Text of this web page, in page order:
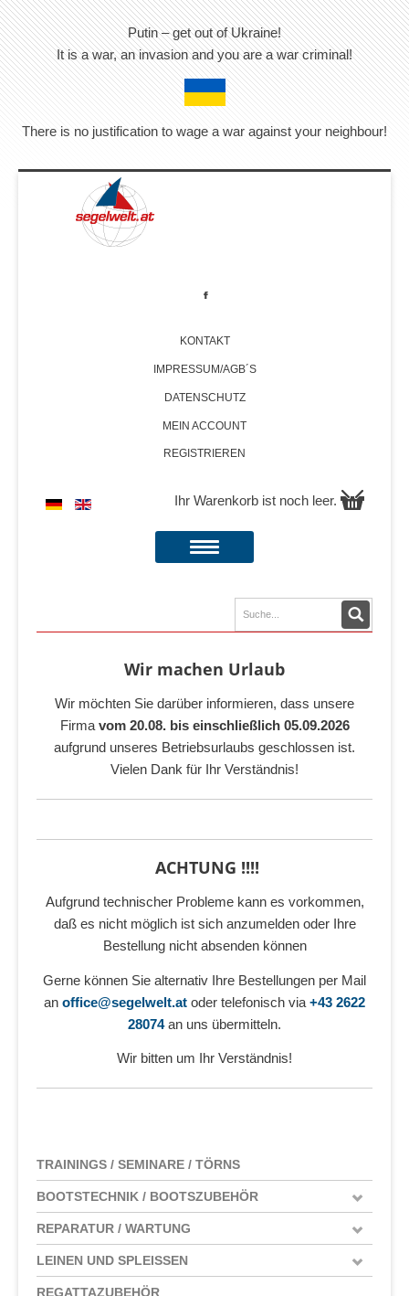
Putin – get out of Ukraine!
It is a war, an invasion and you are a war criminal!
There is no justification to wage a war against your neighbour!
KONTAKT
IMPRESSUM/AGB´S
DATENSCHUTZ
MEIN ACCOUNT
REGISTRIEREN
Ihr Warenkorb ist noch leer.
Wir machen Urlaub
Wir möchten Sie darüber informieren, dass unsere
Firma vom 20.08. bis einschließlich 05.09.2026
aufgrund unseres Betriebsurlaubs geschlossen ist.
Vielen Dank für Ihr Verständnis!
ACHTUNG !!!!
Aufgrund technischer Probleme kann es vorkommen,
daß es nicht möglich ist sich anzumelden oder Ihre
Bestellung nicht absenden können
Gerne können Sie alternativ Ihre Bestellungen per Mail
an office@segelwelt.at oder telefonisch via +43 2622
28074an uns übermitteln.
Wir bitten um Ihr Verständnis!
TRAININGS / SEMINARE / TÖRNS
BOOTSTECHNIK / BOOTSZUBEHÖR
REPARATUR / WARTUNG
LEINEN UND SPLEISSEN
REGATTAZUBEHÖR